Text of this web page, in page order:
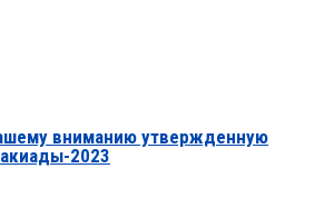
вниманию утвержденную
2023